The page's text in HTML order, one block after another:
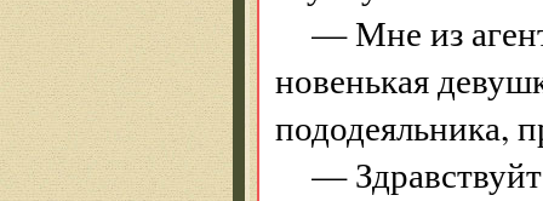
— Мне из
новенькая
пододеяльника,
—